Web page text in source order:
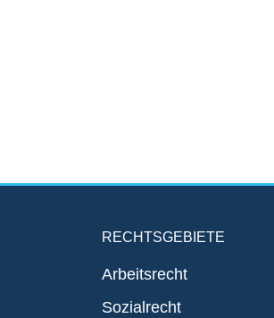
RECHTSGEBIETE
Arbeitsrecht
Sozialrecht